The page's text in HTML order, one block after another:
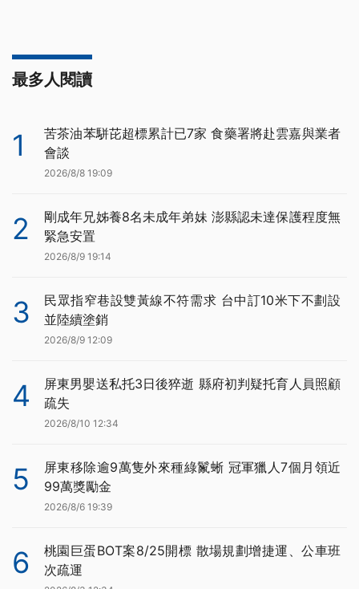
最多人閱讀
1
苦茶油苯駢芘超標累計已7家 食藥署將赴雲嘉與業者
會談
2026/8/8 19:09
2
剛成年兄姊養8名未成年弟妹 澎縣認未達保護程度無
緊急安置
2026/8/9 19:14
3
民眾指窄巷設雙黃線不符需求 台中訂10米下不劃設
並陸續塗銷
2026/8/9 12:09
4
屏東男嬰送私托3日後猝逝 縣府初判疑托育人員照顧
疏失
2026/8/10 12:34
5
屏東移除逾9萬隻外來種綠鬣蜥 冠軍獵人7個月領近
99萬獎勵金
2026/8/6 19:39
6
桃園巨蛋BOT案8/25開標 散場規劃增捷運、公車班
次疏運